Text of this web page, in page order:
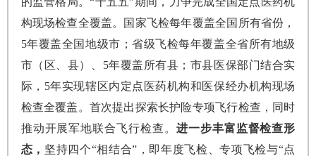
构现场检查全覆盖。国家飞检每年覆盖全国所有省份，
5年覆盖全国地级市；省级飞检每年覆盖全省所有地级
市（区、县）、5年覆盖所有县；市县医保部门结合实
际，5年实现辖区内定点医药机构和医保经办机构现场
检查全覆盖。首次提出探索长护险专项飞行检查，同时
推动开展军地联合飞行检查。 进一步丰富监督检查形
态， 坚持四个“相结合”，即年度飞检、专项飞检与“点